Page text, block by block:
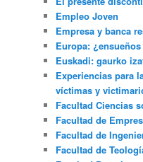
Empleo Joven
Empresa y banca
Europa:
Euskadi: gaurko
Experiencias para
víctimas y
Facultad Ciencias
Facultad de
Facultad de
Facultad de